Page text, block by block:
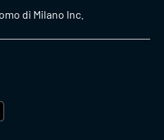
di Milano Inc.